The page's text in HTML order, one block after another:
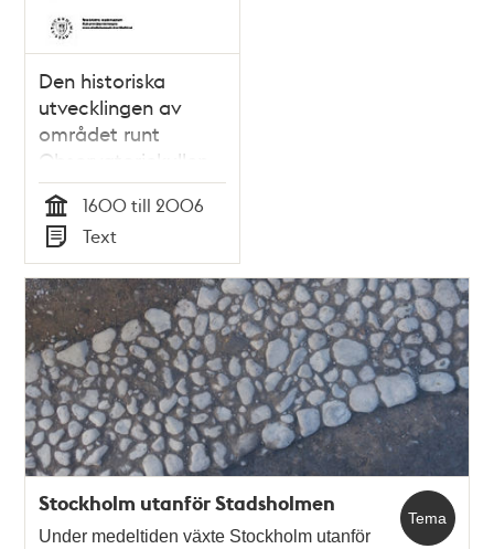
Den historiska
utvecklingen av
området runt
Observatoriekullen
och dess
kulturhistoriska
värden : ett
underlag till
tävlingen om
utbyggnad av
Stockholms
stadsbibliotek /
Maria Lorentzi och
Lena Lundberg
Tid
1600 till 2006
Typ
Text
Tema
Stockholm utanför Stadsholmen
Under medeltiden växte Stockholm utanför